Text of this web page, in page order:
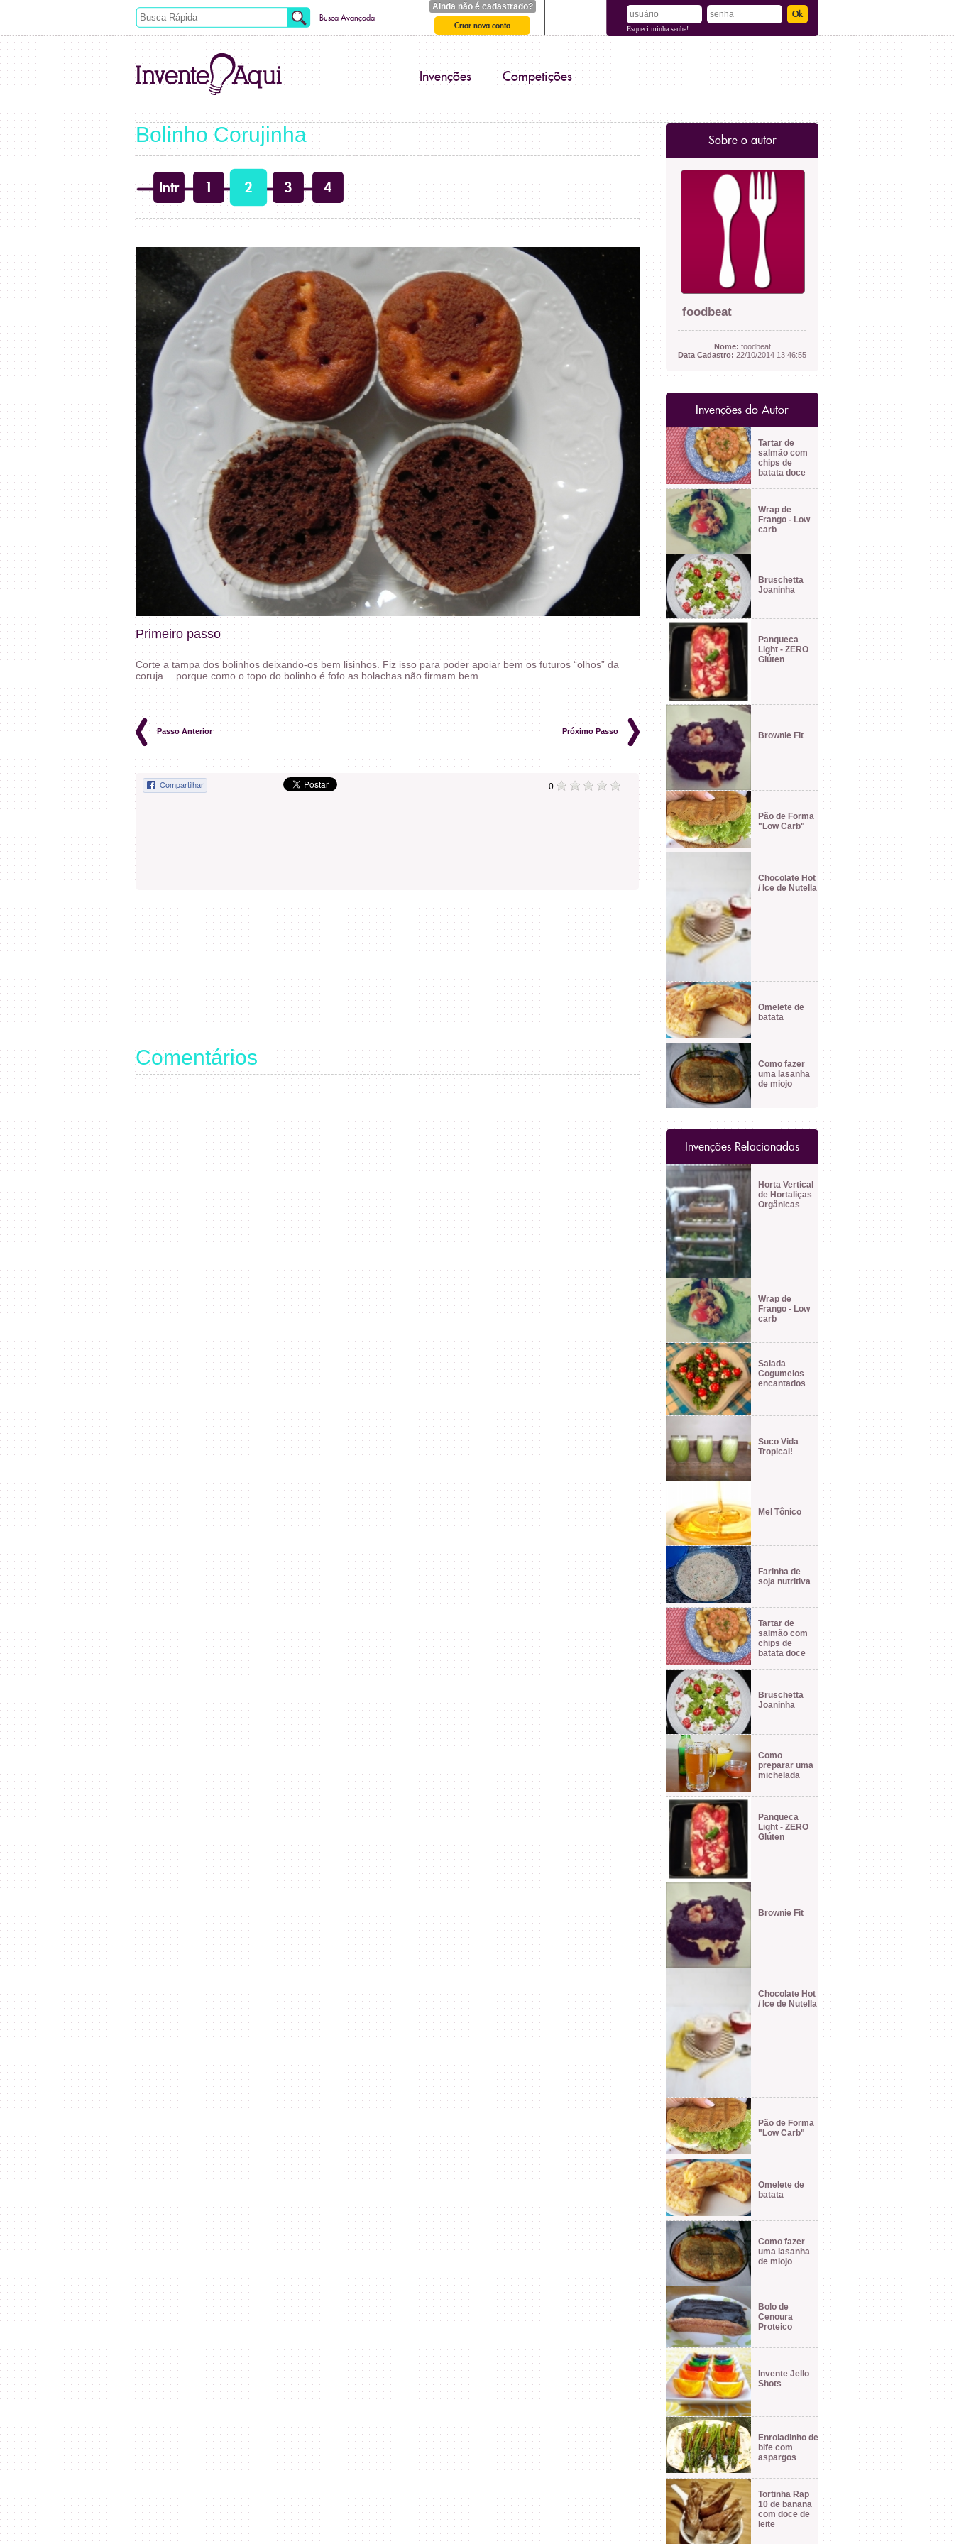
Busca Avançada
Ainda não é cadastrado?
Criar nova conta
Esqueci minha senha!
Invenções Competições
Bolinho Corujinha
Intr 1 2 3 4
Primeiro passo
Corte a tampa dos bolinhos deixando-os bem lisinhos. Fiz isso para poder apoiar bem os futuros “olhos” da
coruja… porque como o topo do bolinho é fofo as bolachas não firmam bem.
Passo Anterior Próximo Passo
Compartilhar 0
Comentários
Sobre o autor
foodbeat
Nome: foodbeat
Data Cadastro: 22/10/2014 13:46:55
Invenções do Autor
Tartar de
salmão com
chips de
batata doce
Wrap de
Frango - Low
carb
Bruschetta
Joaninha
Panqueca
Light - ZERO
Glúten
Brownie Fit
Pão de Forma
"Low Carb"
Chocolate Hot
/ Ice de Nutella
Omelete de
batata
Como fazer
uma lasanha
de miojo
Invenções Relacionadas
Horta Vertical
de Hortaliças
Orgânicas
Wrap de
Frango - Low
carb
Salada
Cogumelos
encantados
Suco Vida
Tropical!
Mel Tônico
Farinha de
soja nutritiva
Tartar de
salmão com
chips de
batata doce
Bruschetta
Joaninha
Como
preparar uma
michelada
Panqueca
Light - ZERO
Glúten
Brownie Fit
Chocolate Hot
/ Ice de Nutella
Pão de Forma
"Low Carb"
Omelete de
batata
Como fazer
uma lasanha
de miojo
Bolo de
Cenoura
Proteico
Invente Jello
Shots
Enroladinho de
bife com
aspargos
Tortinha Rap
10 de banana
com doce de
leite